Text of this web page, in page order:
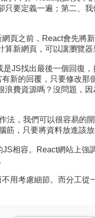
要定義一遍；第二、
頁之前，React會先將
新網頁，可以讓瀏覽器
JS找出最後一個回復，
新的回覆，只要修改
費資源嗎？沒問題，
，我們可以很容易的
，只要將資料放進該放
相容。React網站上強
用考慮細節。而分工從